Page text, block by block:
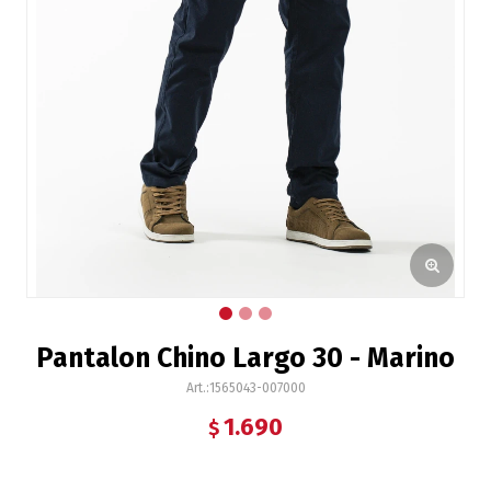
Pantalon Chino Largo 30 - Marino
1565043-007000
$1.690